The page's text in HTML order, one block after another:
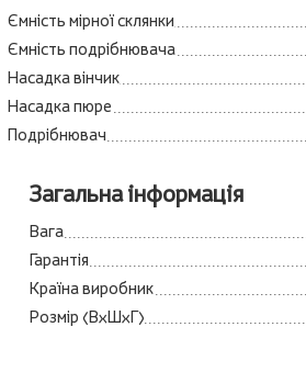
Ємність мірної склянки
Ємність подрібнювача
Насадка вінчик
Насадка пюре
Подрібнювач
Загальна інформація
Вага
Гарантія
Країна виробник
Розмір (ВхШхГ)